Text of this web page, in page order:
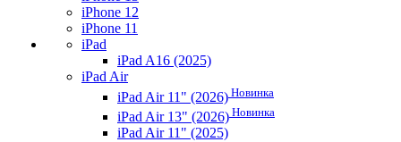
iPhone 12
iPhone 11
iPad
iPad A16 (2025)
iPad Air
iPad Air 11" (2026) Новинка
iPad Air 13" (2026) Новинка
iPad Air 11" (2025)